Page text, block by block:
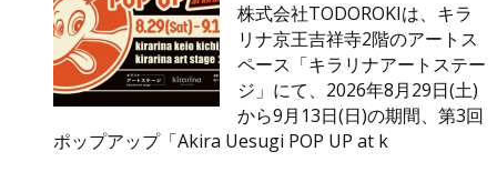
株式会社TODOROKIは、キラ
リナ京王吉祥寺2階のアートス
ペース「キラリナアートステー
ジ」にて、2026年8月29日(土)
から9月13日(日)の期間、第3回
ポップアップ「Akira Uesugi POP UP at k